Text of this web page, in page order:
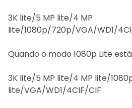
3K lite/5 MP lite/4 MP
lite/1080p/720p/VGA/WD1/
Quando o modo 1080p Lite
3K lite/5 MP lite/4 MP lite/
lite/VGA/WD1/4CIF/CIF